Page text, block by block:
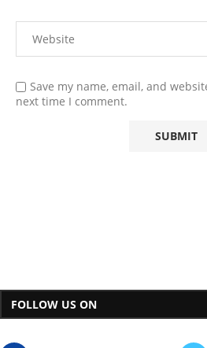
Save my name, email, and
next time I comment.
FOLLOW US ON